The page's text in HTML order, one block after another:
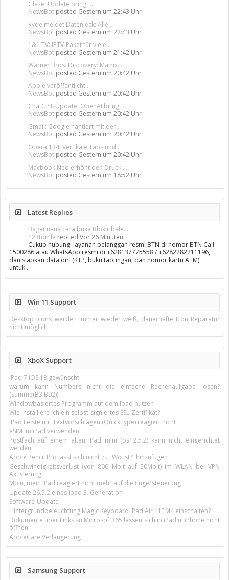
Glaze: Update bringt...
NewsBot posted Gestern um 22:43 Uhr
Ryde meldet Datenleck: Alle...
NewsBot posted Gestern um 22:43 Uhr
1&1 TV: IPTV-Paket für viele...
NewsBot posted Gestern um 21:42 Uhr
Warner Bros. Discovery: Matrix...
NewsBot posted Gestern um 20:42 Uhr
Apple veröffentlicht...
NewsBot posted Gestern um 20:42 Uhr
ChatGPT-Update: OpenAI bringt...
NewsBot posted Gestern um 20:42 Uhr
Gmail: Google hantiert mit der...
NewsBot posted Gestern um 20:42 Uhr
Opera 134: Vertikale Tabs und...
NewsBot posted Gestern um 20:42 Uhr
Macbook Neo erhöht den Druck:...
NewsBot posted Gestern um 18:52 Uhr
Latest Replies
Bagaimana cara buka Blokir bale...
123tomla replied Vor 26 Minuten
Cukup hubungi layanan pelanggan resmi BTN di nomor BTN Call
1500286 atau WhatsApp resmi di +628137775558 / +6282282211196,
dan siapkan data diri (KTP, buku tabungan, dan nomor kartu ATM)
untuk…
Win 11 Support
Desktop Icons werden immer wieder weiß, dauerhafte Icon Reparatur
nicht möglich
XboX Support
iPad 7 iOS 18 gewünscht
warum kann Numbers nicht die einfache Rechenaufgabe lösen?
(summe(B3:B92))
Windowbasiertes Programm auf dem Ipad nutzen
Wie installiere ich ein selbst-signiertes SSL-Zertifikat?
iPad Leiste mit Textvorschlägen (QuickType) reagiert nicht
eSIM im iPad verwenden
Postfach auf einem alten iPad mini (os12.5.2) kann nicht eingerichtet
werden
Apple Pencil Pro lässt sich nicht zu „Wo ist?“ hinzufügen
Geschwindigkeitsverlust (von 800 Mbit auf 50Mbit) im WLAN bei VPN
Aktivierung
Moin, mein iPad reagiert nicht mehr auf die fingersteuerung
Update 26.5.2 eines ipad 3. Generation
Software-Update
Hintergrundbeleuchtung Magic Keyboard iPad Air 11’’ M4 einschalten?
Dokumente über Links zu Microsoft365 lassen sich in iPad u. iPhone nicht
öffnen
AppleCare Verlängerung
Samsung Support